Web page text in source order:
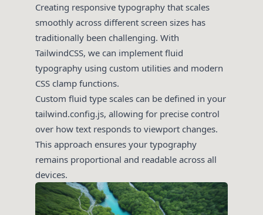
Creating responsive typography that scales
smoothly across different screen sizes has
traditionally been challenging. With
TailwindCSS, we can implement fluid
typography using custom utilities and modern
CSS clamp functions.
Custom fluid type scales can be defined in your
tailwind.config.js, allowing for precise control
over how text responds to viewport changes.
This approach ensures your typography
remains proportional and readable across all
devices.